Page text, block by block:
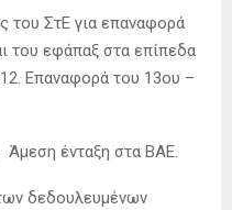
του ΣτΕ για επαναφορά
του εφάπαξ στα επίπεδα
Επαναφορά του 13ου –
Άμεση ένταξη στα ΒΑΕ.
δεδουλευμένων